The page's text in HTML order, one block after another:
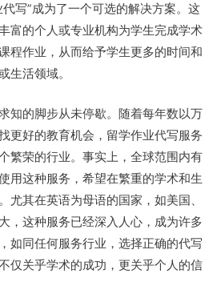
写”成为了一个可选的解决方案。这
富的个人或专业机构为学生完成学术
程作业，从而给予学生更多的时间和
生活领域。
知的脚步从未停歇。随着每年数以万
更好的教育机会，留学作业代写服务
繁荣的行业。事实上，全球范围内有
用这种服务，希望在繁重的学术和生
尤其在英语为母语的国家，如美国、
，这种服务已经深入人心，成为许多
如同任何服务行业，选择正确的代写
仅关乎学术的成功，更关乎个人的信